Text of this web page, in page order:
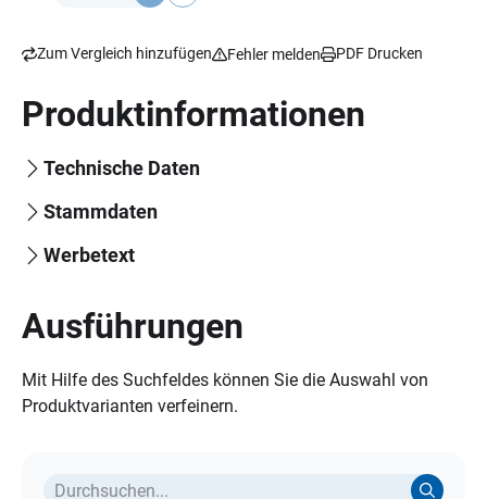
Zum Vergleich hinzufügen Fehler melden PDF Drucken
Produktinformationen
Technische Daten
Stammdaten
Werbetext
Ausführungen
Mit Hilfe des Suchfeldes können Sie die Auswahl von
Produktvarianten verfeinern.